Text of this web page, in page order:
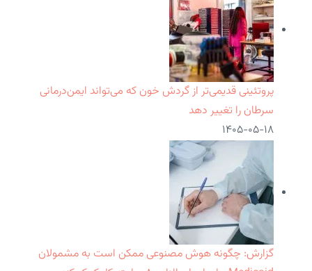
پروتئینی قدیمی‌تر از گردش خون که می‌تواند ایمن‌درمانی
سرطان را تغییر دهد
۱۴۰۵-۰۵-۱۸
گزارش: چگونه هوش مصنوعی ممکن است به مشمولان